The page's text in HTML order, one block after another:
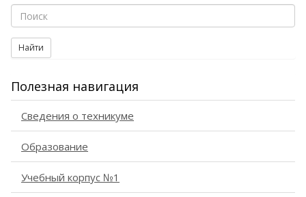
Найти
Полезная навигация
Сведения о техникуме
Образование
Учебный корпус №1